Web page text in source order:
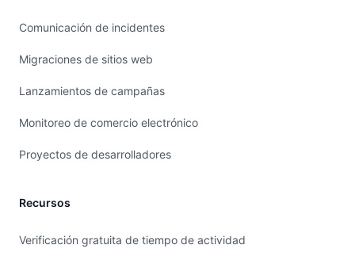
Comunicación de incidentes
Migraciones de sitios web
Lanzamientos de campañas
Monitoreo de comercio electrónico
Proyectos de desarrolladores
Recursos
Verificación gratuita de tiempo de actividad